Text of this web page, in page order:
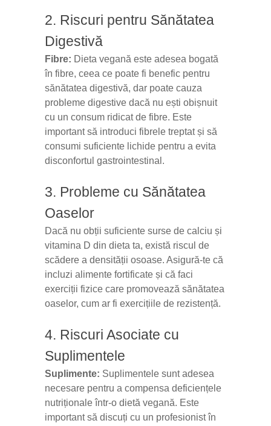
2. Riscuri pentru Sănătatea
Digestivă
Fibre: Dieta vegană este adesea bogată
în fibre, ceea ce poate fi benefic pentru
sănătatea digestivă, dar poate cauza
probleme digestive dacă nu ești obișnuit
cu un consum ridicat de fibre. Este
important să introduci fibrele treptat și să
consumi suficiente lichide pentru a evita
disconfortul gastrointestinal.
3. Probleme cu Sănătatea
Oaselor
Dacă nu obții suficiente surse de calciu și
vitamina D din dieta ta, există riscul de
scădere a densității osoase. Asigură-te că
incluzi alimente fortificate și că faci
exerciții fizice care promovează sănătatea
oaselor, cum ar fi exercițiile de rezistență.
4. Riscuri Asociate cu
Suplimentele
Suplimente: Suplimentele sunt adesea
necesare pentru a compensa deficiențele
nutriționale într-o dietă vegană. Este
important să discuți cu un profesionist în